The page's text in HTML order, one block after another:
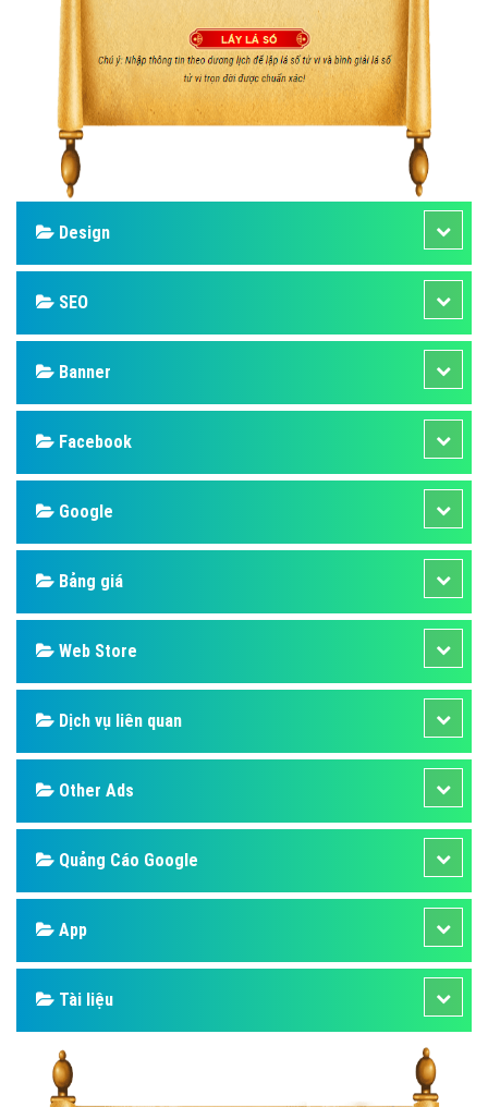
Design
SEO
Banner
Facebook
Google
Bảng giá
Web Store
Dịch vụ liên quan
Other Ads
Quảng Cáo Google
App
Tài liệu